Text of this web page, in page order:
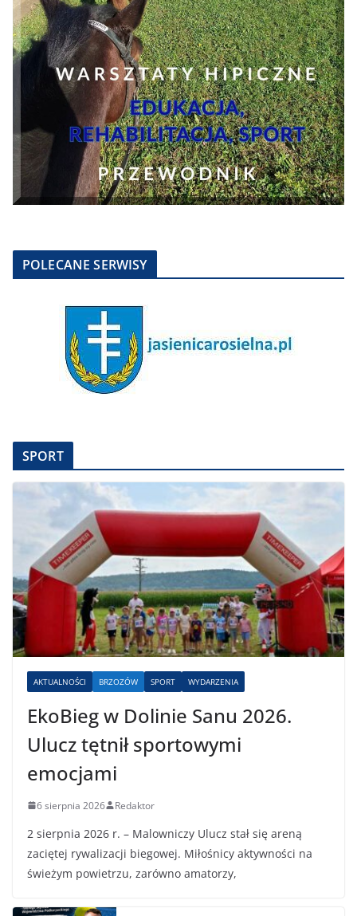
POLECANE SERWISY
SPORT
AKTUALNOŚCI BRZOZÓW SPORT WYDARZENIA
EkoBieg w Dolinie Sanu 2026.
Ulucz tętnił sportowymi
emocjami
6 sierpnia 2026 Redaktor
2 sierpnia 2026 r. – Malowniczy Ulucz stał się areną
zaciętej rywalizacji biegowej. Miłośnicy aktywności na
świeżym powietrzu, zarówno amatorzy,